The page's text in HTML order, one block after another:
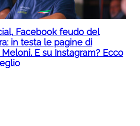
Facebook feudo del
in testa le pagine di
E su Instagram? Ecco